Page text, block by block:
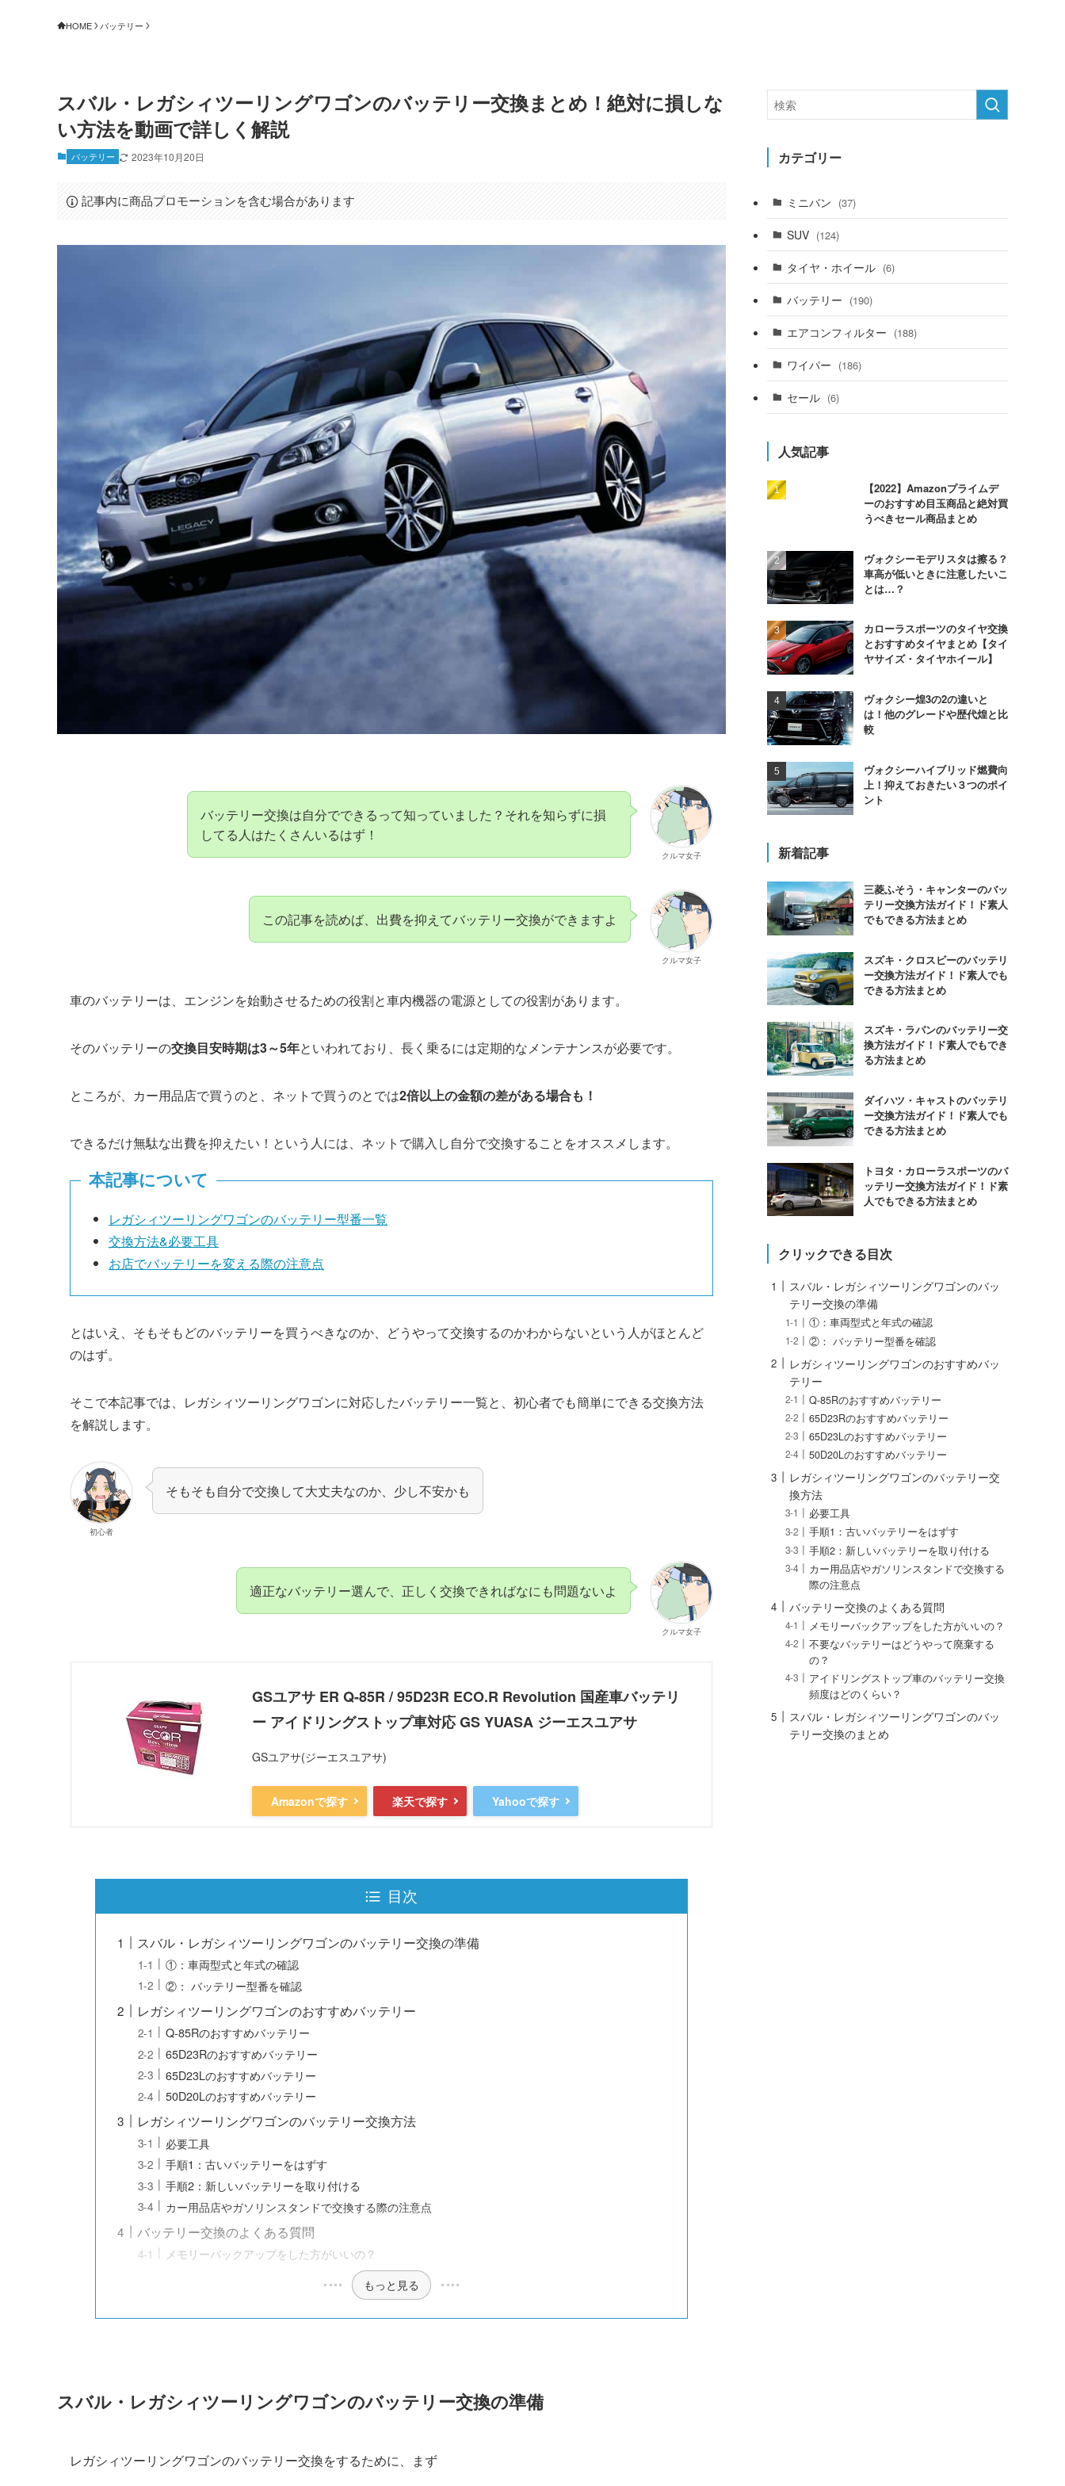
HOME バッテリー
スバル・レガシィツーリングワゴンのバッテリー交換まとめ！絶対に損しな
い方法を動画で詳しく解説
バッテリー 2023年10月20日
記事内に商品プロモーションを含む場合があります
クルマ女子
バッテリー交換は自分でできるって知っていました？それを知らずに損
してる人はたくさんいるはず！
クルマ女子
この記事を読めば、出費を抑えてバッテリー交換ができますよ
車のバッテリーは、エンジンを始動させるための役割と車内機器の電源としての役割があります。
そのバッテリーの交換目安時期は3～5年といわれており、長く乗るには定期的なメンテナンスが必要です。
ところが、カー用品店で買うのと、ネットで買うのとでは2倍以上の金額の差がある場合も！
できるだけ無駄な出費を抑えたい！という人には、ネットで購入し自分で交換することをオススメします。
本記事について
レガシィツーリングワゴンのバッテリー型番一覧
交換方法&必要工具
お店でバッテリーを変える際の注意点
とはいえ、そもそもどのバッテリーを買うべきなのか、どうやって交換するのかわからないという人がほとんど
のはず。
そこで本記事では、レガシィツーリングワゴンに対応したバッテリー一覧と、初心者でも簡単にできる交換方法
を解説します。
初心者
そもそも自分で交換して大丈夫なのか、少し不安かも
クルマ女子
適正なバッテリー選んで、正しく交換できればなにも問題ないよ
GSユアサ ER Q-85R / 95D23R ECO.R Revolution 国産車バッテリ
ー アイドリングストップ車対応 GS YUASA ジーエスユアサ
GSユアサ(ジーエスユアサ)
Amazonで探す 楽天で探す Yahooで探す
目次
スバル・レガシィツーリングワゴンのバッテリー交換の準備
①：車両型式と年式の確認
②： バッテリー型番を確認
レガシィツーリングワゴンのおすすめバッテリー
Q-85Rのおすすめバッテリー
65D23Rのおすすめバッテリー
65D23Lのおすすめバッテリー
50D20Lのおすすめバッテリー
レガシィツーリングワゴンのバッテリー交換方法
必要工具
手順1：古いバッテリーをはずす
手順2：新しいバッテリーを取り付ける
カー用品店やガソリンスタンドで交換する際の注意点
バッテリー交換のよくある質問
メモリーバックアップをした方がいいの？
もっと見る
スバル・レガシィツーリングワゴンのバッテリー交換の準備
レガシィツーリングワゴンのバッテリー交換をするために、まず
カテゴリー
ミニバン (37)
SUV (124)
タイヤ・ホイール (6)
バッテリー (190)
エアコンフィルター (188)
ワイパー (186)
セール (6)
人気記事
【2022】Amazonプライムデ
ーのおすすめ目玉商品と絶対買
うべきセール商品まとめ
ヴォクシーモデリスタは擦る？
車高が低いときに注意したいこ
とは…？
カローラスポーツのタイヤ交換
とおすすめタイヤまとめ【タイ
ヤサイズ・タイヤホイール】
ヴォクシー煌3の2の違いと
は！他のグレードや歴代煌と比
較
ヴォクシーハイブリッド燃費向
上！抑えておきたい３つのポイ
ント
新着記事
三菱ふそう・キャンターのバッ
テリー交換方法ガイド！ド素人
でもできる方法まとめ
スズキ・クロスビーのバッテリ
ー交換方法ガイド！ド素人でも
できる方法まとめ
スズキ・ラパンのバッテリー交
換方法ガイド！ド素人でもでき
る方法まとめ
ダイハツ・キャストのバッテリ
ー交換方法ガイド！ド素人でも
できる方法まとめ
トヨタ・カローラスポーツのバ
ッテリー交換方法ガイド！ド素
人でもできる方法まとめ
クリックできる目次
スバル・レガシィツーリングワゴンのバッ
テリー交換の準備
①：車両型式と年式の確認
②： バッテリー型番を確認
レガシィツーリングワゴンのおすすめバッ
テリー
Q-85Rのおすすめバッテリー
65D23Rのおすすめバッテリー
65D23Lのおすすめバッテリー
50D20Lのおすすめバッテリー
レガシィツーリングワゴンのバッテリー交
換方法
必要工具
手順1：古いバッテリーをはずす
手順2：新しいバッテリーを取り付ける
カー用品店やガソリンスタンドで交換する
際の注意点
バッテリー交換のよくある質問
メモリーバックアップをした方がいいの？
不要なバッテリーはどうやって廃棄する
の？
アイドリングストップ車のバッテリー交換
頻度はどのくらい？
スバル・レガシィツーリングワゴンのバッ
テリー交換のまとめ